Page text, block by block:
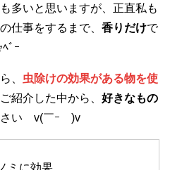
多いと思いますが、正直私も
仕事をするまで、 香りだけで
ﾞｰ
、 虫除けの効果がある物を使
紹介した中から、 好きなもの
さい v(￣ｰ￣)v
ミに効果